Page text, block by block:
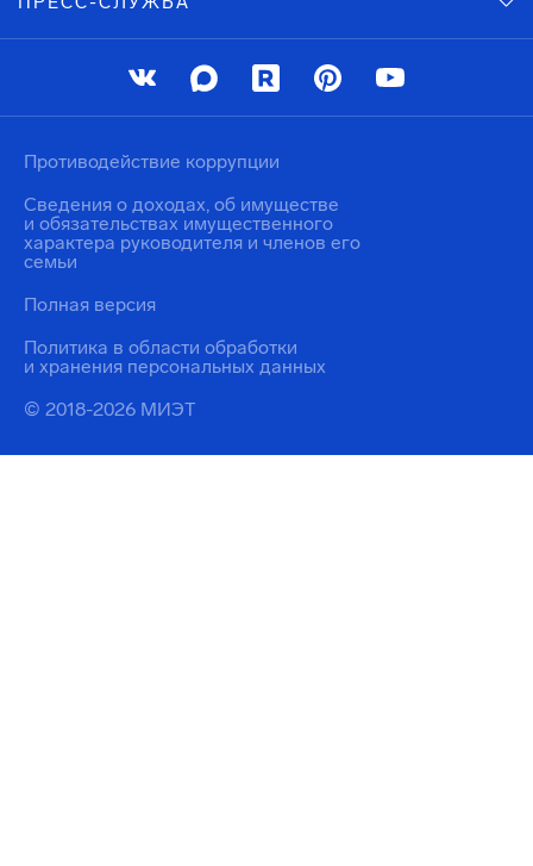
© 2018-2026 МИЭТ
Политика в области обработки
и хранения персональных данных
Противодействие коррупции
Сведения о доходах, об имуществе
и обязательствах имущественного
характера руководителя и членов его
семьи
Полная версия